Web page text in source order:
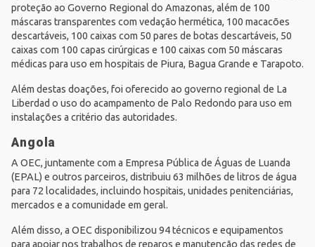
proteção ao Governo Regional do Amazonas, além de 100
máscaras transparentes com vedação hermética, 100 macacões
descartáveis, 100 caixas com 50 pares de botas descartáveis, 50
caixas com 100 capas cirúrgicas e 100 caixas com 50 máscaras
médicas para uso em hospitais de Piura, Bagua Grande e Tarapoto.
Além destas doações, foi oferecido ao governo regional de La
Liberdad o uso do acampamento de Palo Redondo para uso em
instalações a critério das autoridades.
Angola
A OEC, juntamente com a Empresa Pública de Águas de Luanda
(EPAL) e outros parceiros, distribuiu 63 milhões de litros de água
para 72 localidades, incluindo hospitais, unidades penitenciárias,
mercados e a comunidade em geral.
Além disso, a OEC disponibilizou 94 técnicos e equipamentos
para apoiar nos trabalhos de reparos e manutenção das redes de